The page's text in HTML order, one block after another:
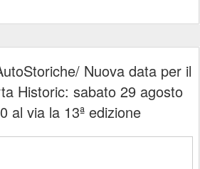
Nuova data per il
Historic: sabato 29 agosto
al via la 13ª edizione